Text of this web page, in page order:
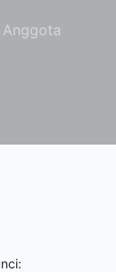
Anggota